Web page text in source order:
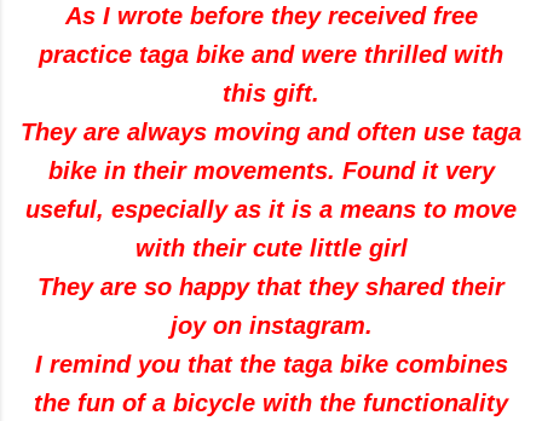
As I wrote before they received free
practice taga bike and were thrilled with
this gift.
They are always moving and often use taga
bike in their movements. Found it very
useful, especially as it is a means to move
with their cute little girl
They are so happy that they shared their
joy on instagram.
I remind you that the taga bike combines
the fun of a bicycle with the functionality